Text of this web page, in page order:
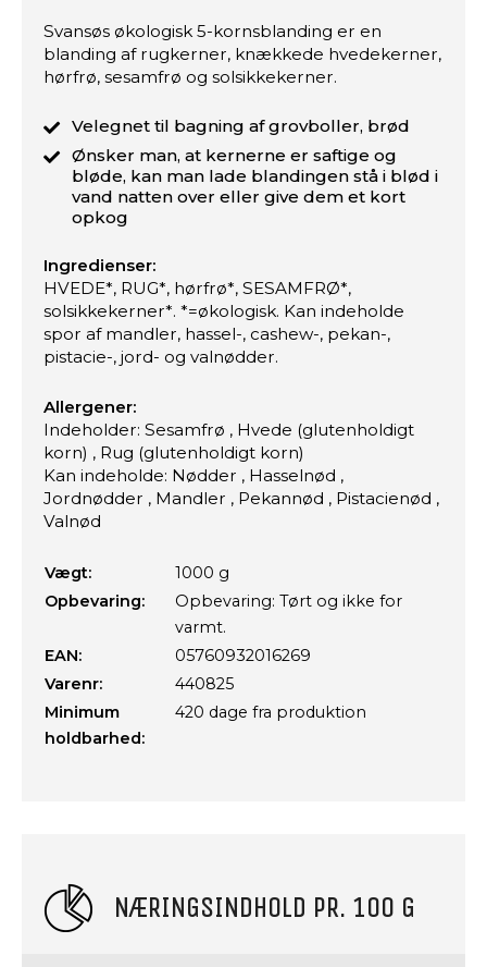
NÆRINGSINDHOLD PR. 100 G
Svansøs økologisk 5-kornsblanding er en
blanding af rugkerner, knækkede hvedekerner,
hørfrø, sesamfrø og solsikkekerner.
Velegnet til bagning af grovboller, brød
Ønsker man, at kernerne er saftige og
bløde, kan man lade blandingen stå i blød i
vand natten over eller give dem et kort
opkog
Ingredienser:
HVEDE*, RUG*, hørfrø*, SESAMFRØ*,
solsikkekerner*. *=økologisk. Kan indeholde
spor af mandler, hassel-, cashew-, pekan-,
pistacie-, jord- og valnødder.
Allergener:
Indeholder: Sesamfrø , Hvede (glutenholdigt
korn) , Rug (glutenholdigt korn)
Kan indeholde: Nødder , Hasselnød ,
Jordnødder , Mandler , Pekannød , Pistacienød ,
Valnød
Vægt:
1000 g
Opbevaring:
Opbevaring: Tørt og ikke for
varmt.
EAN:
05760932016269
Varenr:
440825
Minimum
holdbarhed:
420 dage fra produktion